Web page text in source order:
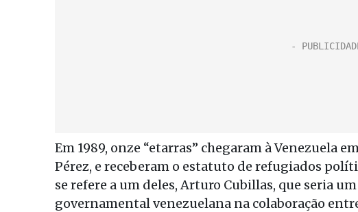
Em 1989, onze “etarras” chegaram à Venezuela
Pérez, e receberam o estatuto de refugiados
se refere a um deles, Arturo Cubillas, que seria
governamental venezuelana na colaboração entre